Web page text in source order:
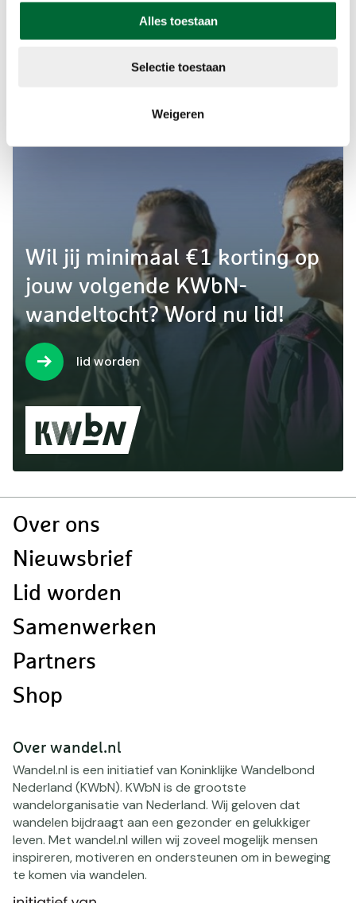
Alles toestaan
Selectie toestaan
Weigeren
Wil jij minimaal €1 korting op
jouw volgende KWbN-
wandeltocht? Word nu lid!
lid worden
Doormat
Over ons
Nieuwsbrief
Lid worden
Samenwerken
Partners
Shop
Over wandel.nl
Wandel.nl is een initiatief van Koninklijke Wandelbond
Nederland (KWbN). KWbN is de grootste
wandelorganisatie van Nederland. Wij geloven dat
wandelen bijdraagt aan een gezonder en gelukkiger
leven. Met wandel.nl willen wij zoveel mogelijk mensen
inspireren, motiveren en ondersteunen om in beweging
te komen via wandelen.